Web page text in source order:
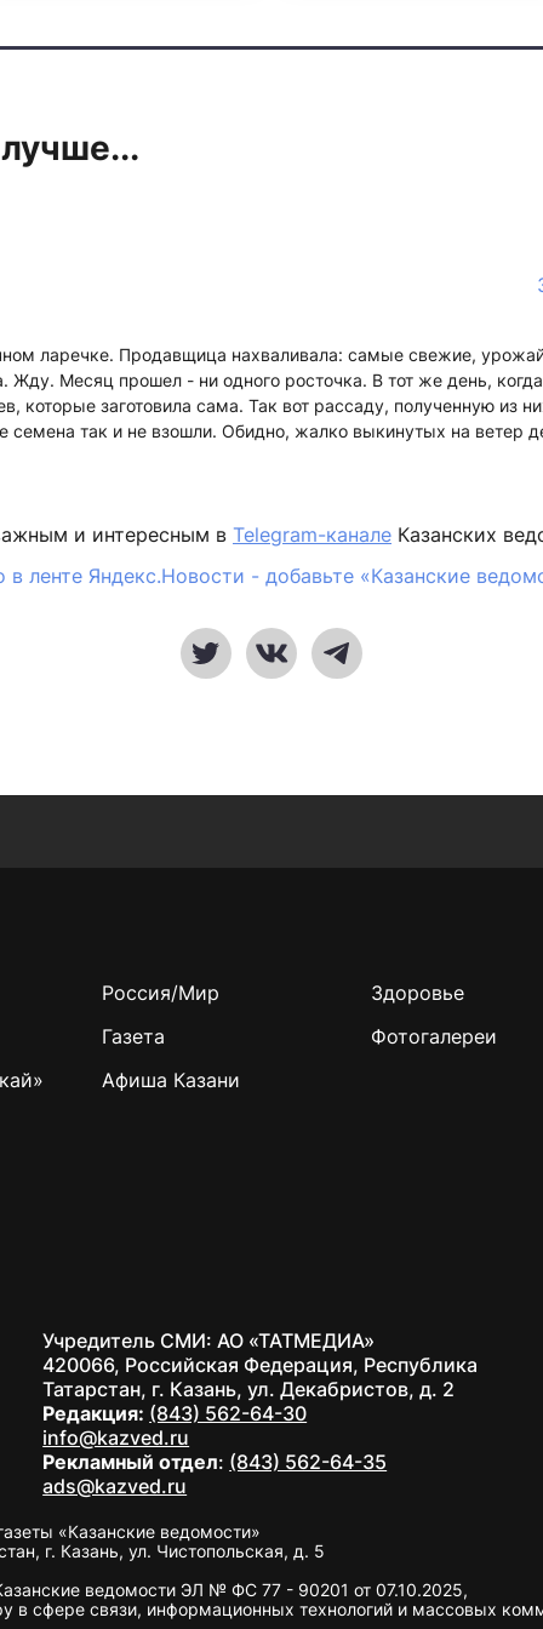
ларечке. Продавщица нахваливала: самые свежие,
Жду. Месяц прошел - ни одного росточка. В тот же день,
которые заготовила сама. Так вот рассаду, полученную из
семена так и не взошли. Обидно, жалко выкинутых на ветер
и интересным в Telegram-канале Казанских
в ленте Яндекс.Новости - добавьте «Казанские
Россия/Мир
Здоровье
Газета
Фотогалереи
Афиша Казани
Учредитель СМИ: АО «ТАТМЕДИА»
420066, Российская Федерация, Республика
Татарстан, г. Казань, ул. Декабристов, д. 2
Редакция: (843) 562-64-30
info@kazved.ru
Рекламный отдел: (843) 562-64-35
ads@kazved.ru
«Казанские ведомости»
г. Казань, ул. Чистопольская, д. 5
ведомости ЭЛ № ФС 77 - 90201 от 07.10.2025,
в сфере связи, информационных технологий и массовых